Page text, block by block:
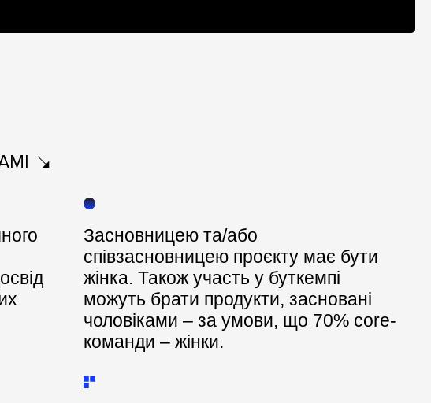
Засновницею та/або
співзасновницею проєкту має бути
жінка. Також участь у буткемпі
можуть брати продукти, засновані
чоловіками – за умови, що 70% сore-
команди – жінки.